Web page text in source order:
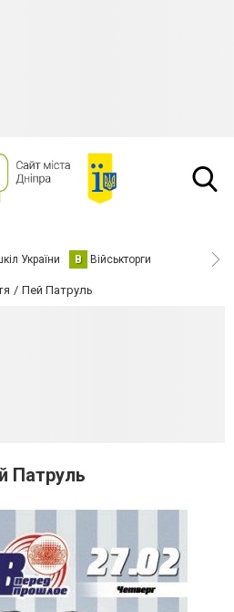
України В Військторги
Пей Патруль
Патруль